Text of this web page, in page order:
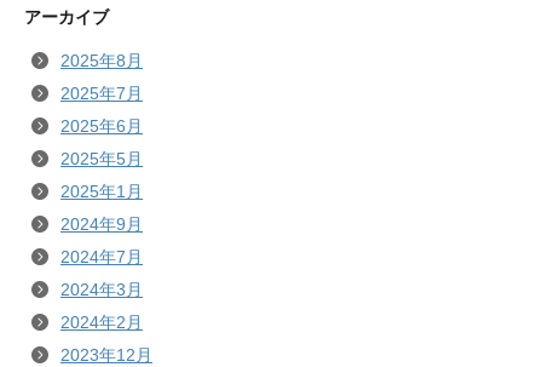
アーカイブ
2025年8月
2025年7月
2025年6月
2025年5月
2025年1月
2024年9月
2024年7月
2024年3月
2024年2月
2023年12月